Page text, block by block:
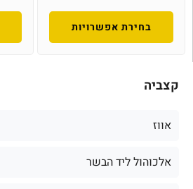
קצביה
אווז
אלכוהול ליד הבשר
בחירת אפשרויות